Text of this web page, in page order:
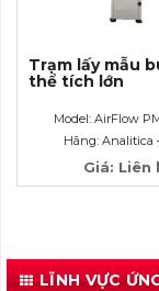
Trạm lấy mẫu
thể tích lớn
Model: AirFlow
Hãng: Analitica
Giá: Liên
LĨNH VỰC